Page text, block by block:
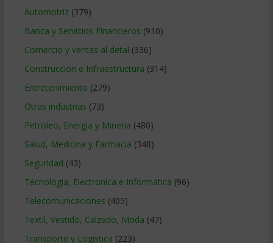
Automotriz(379)
Banca y Servicios Financieros (910)
Comercio y ventas al detal (336)
Construccion e Infraestructura (314)
Entretenimiento (279)
Otras industrias (73)
Petroleo, Energia y Mineria (480)
Salud, Medicina y Farmacia (348)
Seguridad (43)
Tecnologia, Electronica e Informatica (96)
Telecomunicaciones (405)
Textil, Vestido, Calzado, Moda (47)
Transporte y Logistica (223)